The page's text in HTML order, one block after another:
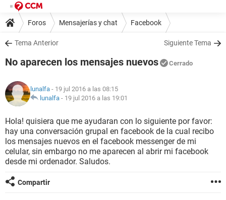
Foros Mensajerías y chat Facebook
Tema Anterior Siguiente Tema
No aparecen los mensajes nuevos Cerrado
lunalfa - 19 jul 2016 a las 08:15
lunalfa - 19 jul 2016 a las 19:01
Hola! quisiera que me ayudaran con lo siguiente por favor:
hay una conversación grupal en facebook de la cual recibo
los mensajes nuevos en el facebook messenger de mi
celular, sin embargo no me aparecen al abrir mi facebook
desde mi ordenador. Saludos.
Compartir